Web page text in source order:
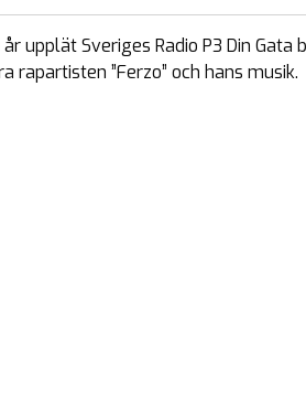
upplät Sveriges Radio P3 Din
rapartisten ”Ferzo” och hans musik.